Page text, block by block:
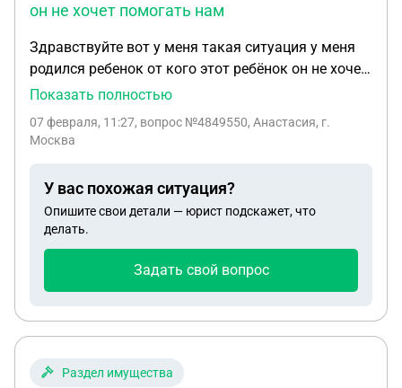
он не хочет помогать нам
Здравствуйте вот у меня такая ситуация у меня
родился ребенок от кого этот ребёнок он не хочет
помогать нам он сомневается что он отец ребенка
кто точно увер в этом
Показать полностью
07 февраля, 11:27, вопрос №4849550, Анастасия, г.
Москва
У вас похожая ситуация?
Опишите свои детали — юрист подскажет, что
делать.
Задать свой вопрос
Раздел имущества